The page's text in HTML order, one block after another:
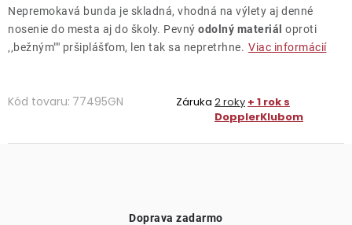
Nepremokavá bunda je skladná, vhodná na výlety aj denné
nosenie do mesta aj do školy. Pevný odolný materiál oproti
‚‚bežným"" pršiplášťom, len tak sa nepretrhne. Viac informácií
Kód tovaru: 77495GN Záruka 2 roky + 1 rok s
DopplerKlubom
Doprava zadarmo